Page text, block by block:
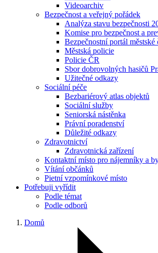
Videoarchiv
Bezpečnost a veřejný pořádek
Analýza stavu bezpečnosti
Komise pro bezpečnost a
Bezpečnostní portál městské
Městská policie
Policie ČR
Sbor dobrovolných hasičů
Užitečné odkazy
Sociální péče
Bezbariérový atlas objektů
Sociální služby
Seniorská nástěnka
Právní poradenství
Důležité odkazy
Zdravotnictví
Zdravotnická zařízení
Kontaktní místo pro nájemníky a
Vítání občánků
Pietní vzpomínkové místo
Potřebuji vyřídit
Podle témat
Podle odborů
Domů